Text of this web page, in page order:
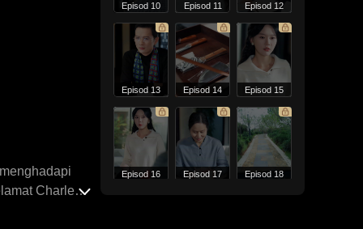
Charles
Episod 10 Episod 11 Episod 12
Episod 13 Episod 14 Episod 15
Episod 16 Episod 17 Episod 18